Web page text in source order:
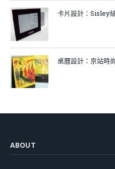
卡片設計：Sisley
桌曆設計：京站時
ABOUT